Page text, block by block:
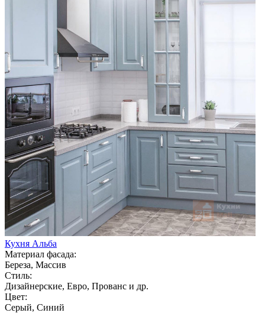
Кухня Альба
Материал фасада:
Береза, Массив
Стиль:
Дизайнерские, Евро, Прованс и др.
Цвет:
Серый, Синий